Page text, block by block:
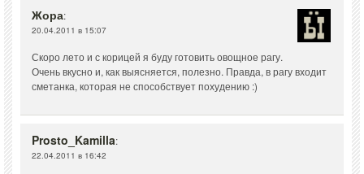
Жора:
20.04.2011 в 15:07
Скоро лето и с корицей я буду готовить овощное рагу.
Очень вкусно и, как выясняется, полезно. Правда, в рагу входит
сметанка, которая не способствует похудению :)
Prosto_Kamilla:
22.04.2011 в 16:42